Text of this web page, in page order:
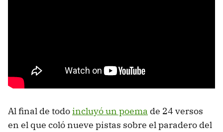
Al final de todoincluyó un poema de 24 versos
en el que coló nueve pistas sobre el paradero del